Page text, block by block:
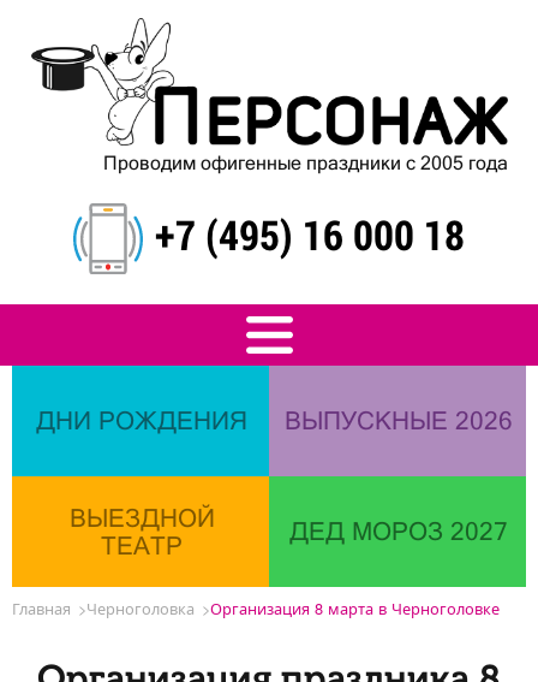
Проводим офигенные праздники с 2005 года
+7 (495) 16 000 18
ДНИ РОЖДЕНИЯ ВЫПУСКНЫЕ 2026
ВЫЕЗДНОЙ
ТЕАТР
ДЕД МОРОЗ 2027
Главная Черноголовка Организация 8 марта в Черноголовке